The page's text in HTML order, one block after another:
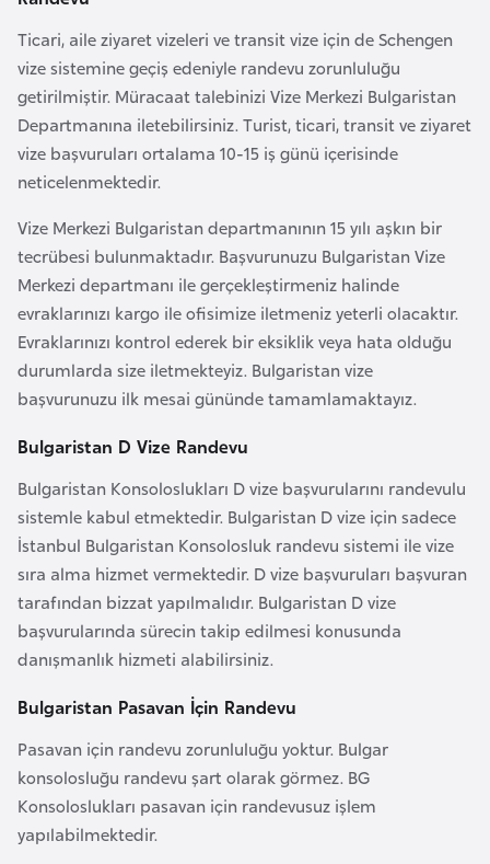
Ticari, aile ziyaret vizeleri ve transit vize için de Schengen
vize sistemine geçiş edeniyle randevu zorunluluğu
getirilmiştir. Müracaat talebinizi Vize Merkezi Bulgaristan
Departmanına iletebilirsiniz. Turist, ticari, transit ve ziyaret
vize başvuruları ortalama 10-15 iş günü içerisinde
neticelenmektedir.
Vize Merkezi Bulgaristan departmanının 15 yılı aşkın bir
tecrübesi bulunmaktadır. Başvurunuzu Bulgaristan Vize
Merkezi departmanı ile gerçekleştirmeniz halinde
evraklarınızı kargo ile ofisimize iletmeniz yeterli olacaktır.
Evraklarınızı kontrol ederek bir eksiklik veya hata olduğu
durumlarda size iletmekteyiz. Bulgaristan vize
başvurunuzu ilk mesai gününde tamamlamaktayız.
Bulgaristan D Vize Randevu
Bulgaristan Konsoloslukları D vize başvurularını randevulu
sistemle kabul etmektedir. Bulgaristan D vize için sadece
İstanbul Bulgaristan Konsolosluk randevu sistemi ile vize
sıra alma hizmet vermektedir. D vize başvuruları başvuran
tarafından bizzat yapılmalıdır. Bulgaristan D vize
başvurularında sürecin takip edilmesi konusunda
danışmanlık hizmeti alabilirsiniz.
Bulgaristan Pasavan İçin Randevu
Pasavan için randevu zorunluluğu yoktur. Bulgar
konsolosluğu randevu şart olarak görmez. BG
Konsoloslukları pasavan için randevusuz işlem
yapılabilmektedir.
B
o
s
n
a
e
r
s
e
k
B
u
g
a
r
i
s
t
a
n
B
u
r
k